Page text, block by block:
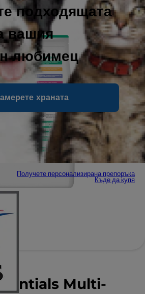
подходящата
вашия
любимец
храната
Получете персонализирана препоръка
Къде да купя
Multi-